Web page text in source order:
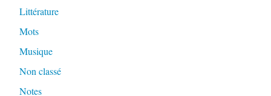
Littérature
Mots
Musique
Non classé
Notes